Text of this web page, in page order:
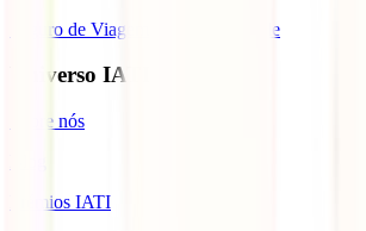
Seguro de Viagem para Cabo Verde
Universo IATI
Sobre nós
Prémios IATI